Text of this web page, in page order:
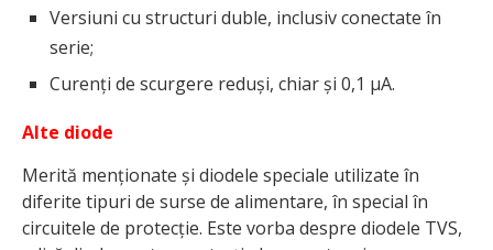
Versiuni cu structuri duble, inclusiv conectate în
serie;
Curenți de scurgere reduși, chiar și 0,1 µA.
Alte diode
Merită menționate și diodele speciale utilizate în
diferite tipuri de surse de alimentare, în special în
circuitele de protecție. Este vorba despre diodele TVS,